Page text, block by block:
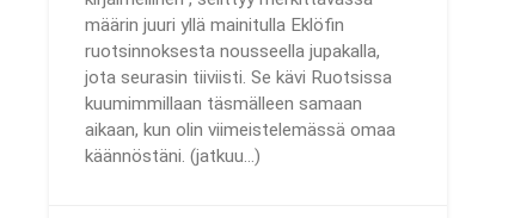
määrin juuri yllä mainitulla Eklöfin
ruotsinnoksesta nousseella jupakalla,
jota seurasin tiiviisti. Se kävi Ruotsissa
kuumimmillaan täsmälleen samaan
aikaan, kun olin viimeistelemässä omaa
käännöstäni. (jatkuu...)